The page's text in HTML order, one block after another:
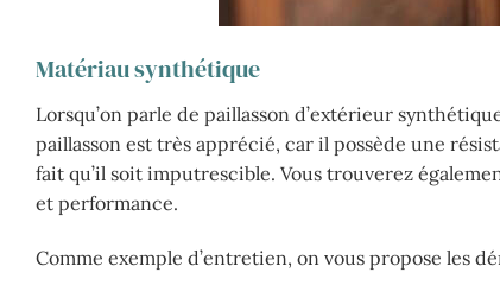
Matériau synthétique
Lorsqu’on parle de paillasson d’extérieur
paillasson est très apprécié, car il possède une
fait qu’il soit imputrescible. Vous trouverez
et performance.
Comme exemple d’entretien, on vous propose les